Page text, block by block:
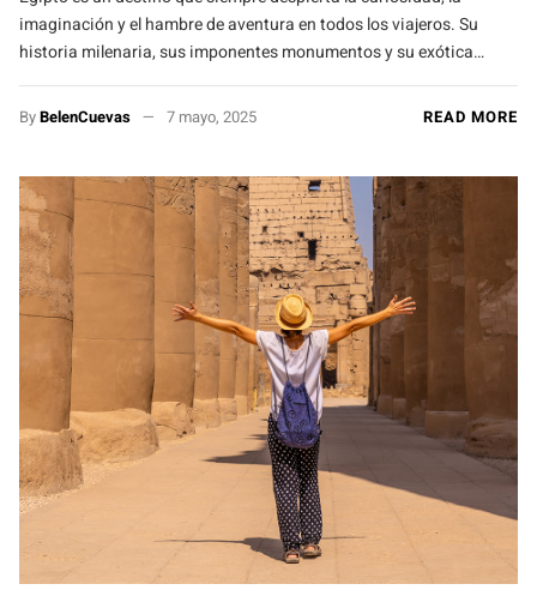
imaginación y el hambre de aventura en todos los viajeros. Su
historia milenaria, sus imponentes monumentos y su exótica…
ByBelenCuevas 7 mayo, 2025 READ MORE